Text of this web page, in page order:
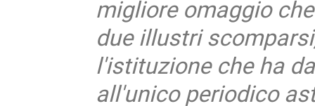
migliore omaggio
due illustri
l'istituzione che ha
all'unico periodico